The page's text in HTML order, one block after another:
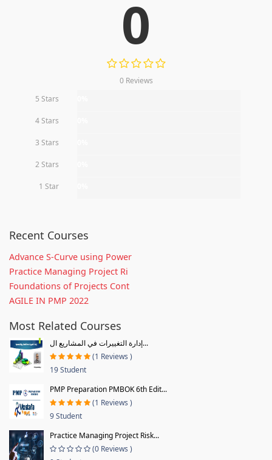
0
0 Reviews
5 Stars
4 Stars
3 Stars
2 Stars
1 Star
Recent Courses
Advance S-Curve using Power
Practice Managing Project Ri
Foundations of Projects Cont
AGILE IN PMP 2022
Most Related Courses
إدارة التغييرات في المشاريع ال...
(1 Reviews )
19 Student
PMP Preparation PMBOK 6th Edit...
(1 Reviews )
9 Student
Practice Managing Project Risk...
(0 Reviews )